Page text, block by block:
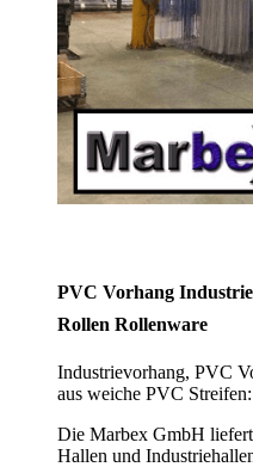
PVC Vorhang
Rollen Rollenware
Industrievorhang, PVC
aus weiche PVC Streifen:
Die Marbex GmbH
Hallen und